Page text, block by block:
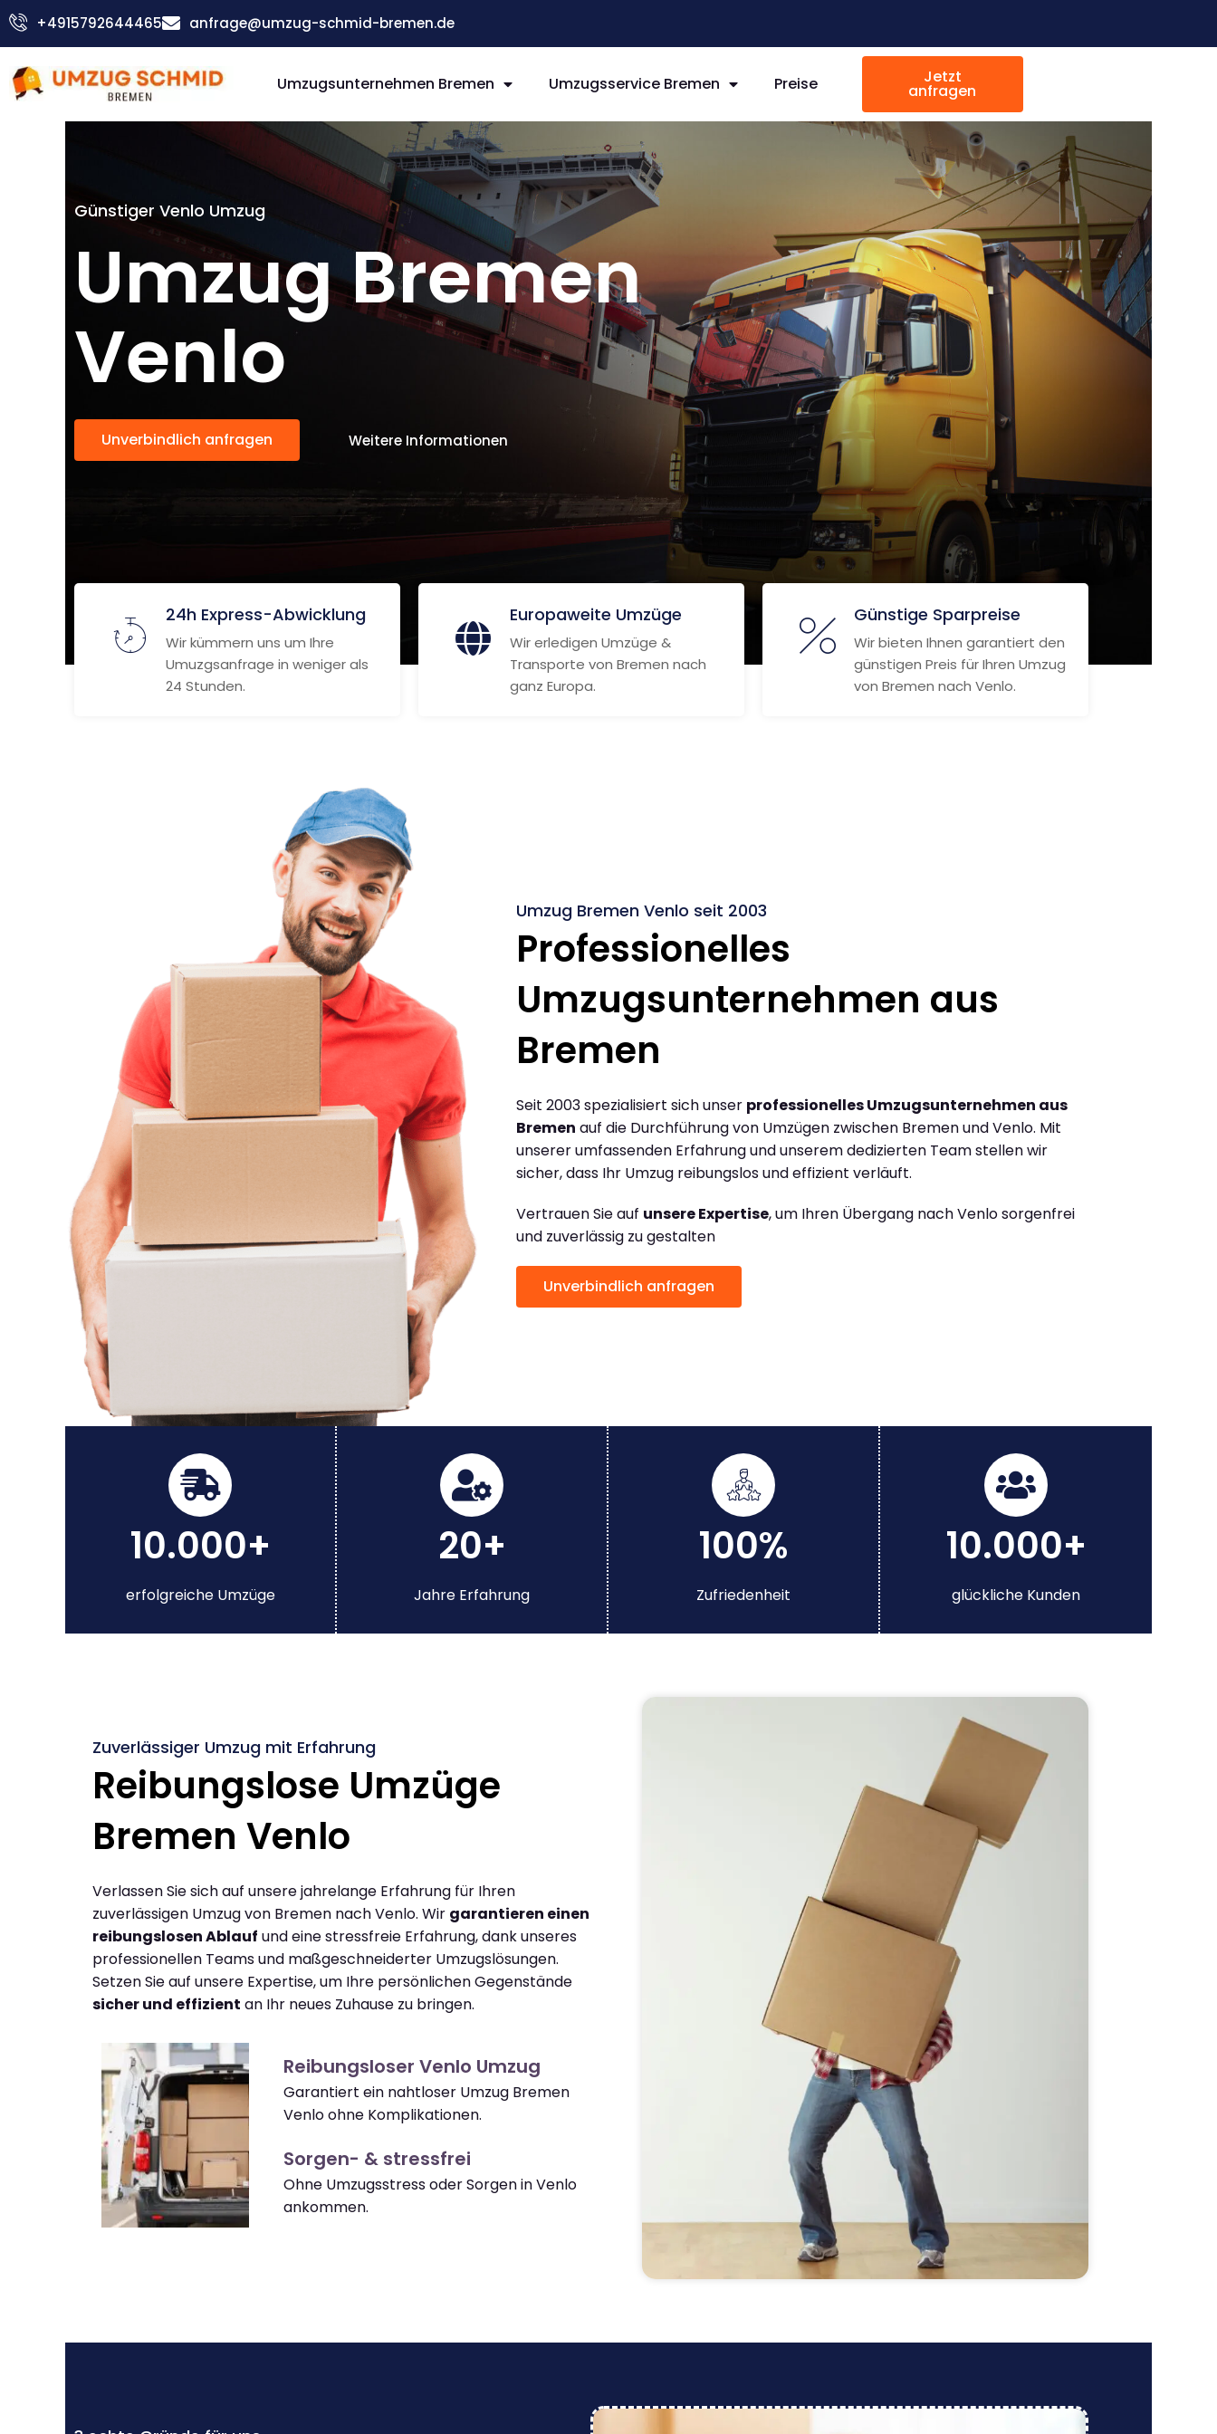
Zum
Inhalt
+4915792644465 anfrage@umzug-schmid-bremen.de
Umzugsunternehmen Bremen Umzugsservice Bremen Preise Jetzt
anfragen
Günstiger Venlo Umzug
Umzug Bremen
Venlo
Unverbindlich anfragen Weitere Informationen
24h Express-Abwicklung
Wir kümmern uns um Ihre
Umuzgsanfrage in weniger als
24 Stunden.
Europaweite Umzüge
Wir erledigen Umzüge &
Transporte von Bremen nach
ganz Europa.
Günstige Sparpreise
Wir bieten Ihnen garantiert den
günstigen Preis für Ihren Umzug
von Bremen nach Venlo.
Umzug Bremen Venlo seit 2003
Professionelles
Umzugsunternehmen aus
Bremen
Seit 2003 spezialisiert sich unser professionelles Umzugsunternehmen aus
Bremen auf die Durchführung von Umzügen zwischen Bremen und Venlo. Mit
unserer umfassenden Erfahrung und unserem dedizierten Team stellen wir
sicher, dass Ihr Umzug reibungslos und effizient verläuft.
Vertrauen Sie auf unsere Expertise, um Ihren Übergang nach Venlo sorgenfrei
und zuverlässig zu gestalten
Unverbindlich anfragen
10.000+
erfolgreiche Umzüge
20+
Jahre Erfahrung
100%
Zufriedenheit
10.000+
glückliche Kunden
Zuverlässiger Umzug mit Erfahrung
Reibungslose Umzüge
Bremen Venlo
Verlassen Sie sich auf unsere jahrelange Erfahrung für Ihren
zuverlässigen Umzug von Bremen nach Venlo. Wir garantieren einen
reibungslosen Ablauf und eine stressfreie Erfahrung, dank unseres
professionellen Teams und maßgeschneiderter Umzugslösungen.
Setzen Sie auf unsere Expertise, um Ihre persönlichen Gegenstände
sicher und effizient an Ihr neues Zuhause zu bringen.
Reibungsloser Venlo Umzug
Garantiert ein nahtloser Umzug Bremen
Venlo ohne Komplikationen.
Sorgen- & stressfrei
Ohne Umzugsstress oder Sorgen in Venlo
ankommen.